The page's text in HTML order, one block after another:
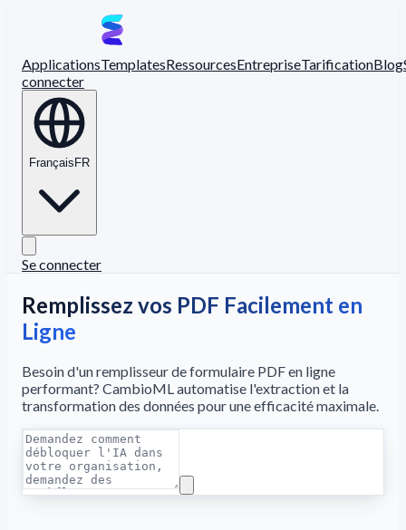
ApplicationsTemplatesRessourcesEntrepriseTarificationBlog
connecter
Français FR
Se connecter
Remplissez vos PDF Facilement en
Ligne
Besoin d'un remplisseur de formulaire PDF en ligne
performant? CambioML automatise l'extraction et la
transformation des données pour une efficacité maximale.